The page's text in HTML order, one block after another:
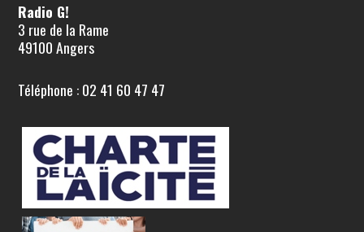
Radio G!
3 rue de la Rame
49100 Angers
Téléphone : 02 41 60 47 47